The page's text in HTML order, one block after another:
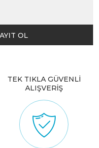
OL
TEK TIKLA GÜVENLİ
ALIŞVERİŞ